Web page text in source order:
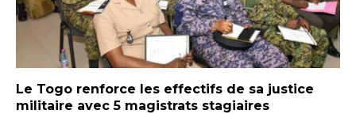
Le Togo renforce les effectifs de sa justice
militaire avec 5 magistrats stagiaires